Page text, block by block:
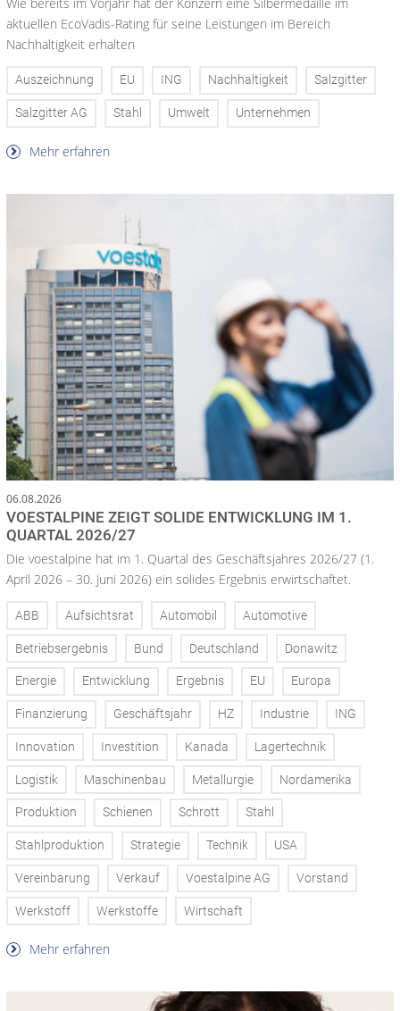
aktuellen EcoVadis-Rating für seine Leistungen im Bereich
Nachhaltigkeit erhalten
Auszeichnung EU ING Nachhaltigkeit Salzgitter
Salzgitter AG Stahl Umwelt Unternehmen
Mehr erfahren
06.08.2026
VOESTALPINE ZEIGT SOLIDE ENTWICKLUNG IM 1.
QUARTAL 2026/27
Die voestalpine hat im 1. Quartal des Geschäftsjahres 2026/27 (1.
April 2026 – 30. Juni 2026) ein solides Ergebnis erwirtschaftet.
ABB Aufsichtsrat Automobil Automotive
Betriebsergebnis Bund Deutschland Donawitz
Energie Entwicklung Ergebnis EU Europa
Finanzierung Geschäftsjahr HZ Industrie ING
Innovation Investition Kanada Lagertechnik
Logistik Maschinenbau Metallurgie Nordamerika
Produktion Schienen Schrott Stahl
Stahlproduktion Strategie Technik USA
Vereinbarung Verkauf Voestalpine AG Vorstand
Werkstoff Werkstoffe Wirtschaft
Mehr erfahren